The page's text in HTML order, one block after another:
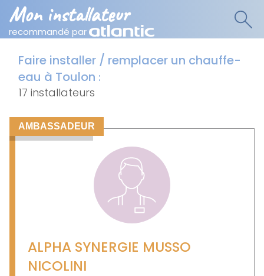
Mon installateur
recommandé par
Faire installer / remplacer un chauffe-
eau à Toulon :
17 installateurs
AMBASSADEUR
ALPHA SYNERGIE MUSSO
NICOLINI